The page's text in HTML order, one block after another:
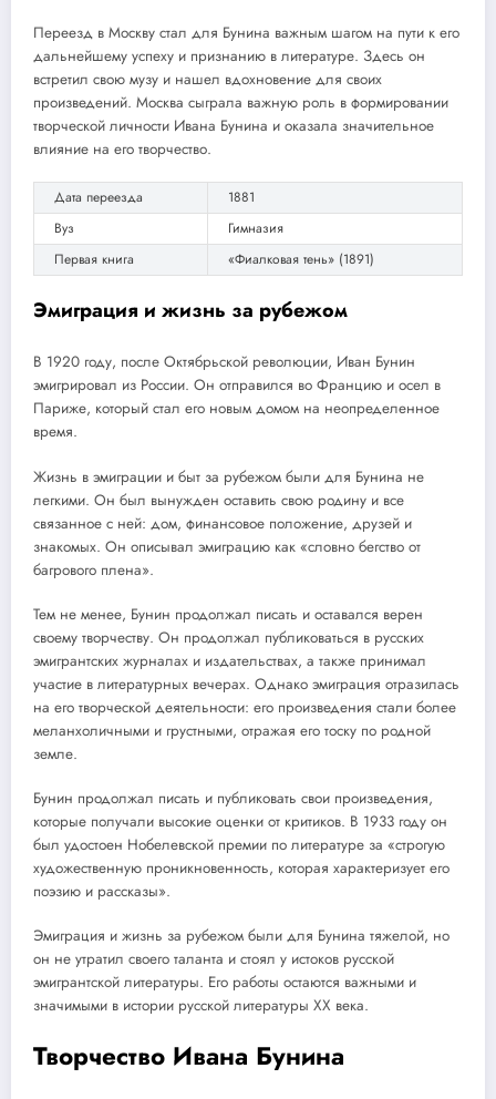
Переезд в Москву стал для Бунина важным шагом на пути к его
дальнейшему успеху и признанию в литературе. Здесь он
встретил свою музу и нашел вдохновение для своих
произведений. Москва сыграла важную роль в формировании
творческой личности Ивана Бунина и оказала значительное
влияние на его творчество.
Дата переезда
1881
Вуз
Гимназия
Первая книга
«Фиалковая тень» (1891)
Эмиграция и жизнь за рубежом
В 1920 году, после Октябрьской революции, Иван Бунин
эмигрировал из России. Он отправился во Францию и осел в
Париже, который стал его новым домом на неопределенное
время.
Жизнь в эмиграции и быт за рубежом были для Бунина не
легкими. Он был вынужден оставить свою родину и все
связанное с ней: дом, финансовое положение, друзей и
знакомых. Он описывал эмиграцию как «словно бегство от
багрового плена».
Тем не менее, Бунин продолжал писать и оставался верен
своему творчеству. Он продолжал публиковаться в русских
эмигрантских журналах и издательствах, а также принимал
участие в литературных вечерах. Однако эмиграция отразилась
на его творческой деятельности: его произведения стали более
меланхоличными и грустными, отражая его тоску по родной
земле.
Бунин продолжал писать и публиковать свои произведения,
которые получали высокие оценки от критиков. В 1933 году он
был удостоен Нобелевской премии по литературе за «строгую
художественную проникновенность, которая характеризует его
поэзию и рассказы».
Эмиграция и жизнь за рубежом были для Бунина тяжелой, но
он не утратил своего таланта и стоял у истоков русской
эмигрантской литературы. Его работы остаются важными и
значимыми в истории русской литературы XX века.
Творчество Ивана Бунина